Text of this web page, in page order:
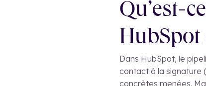
Qu’est-
HubSpot
Dans HubSpot, le
contact à la signature
concrètes menées.